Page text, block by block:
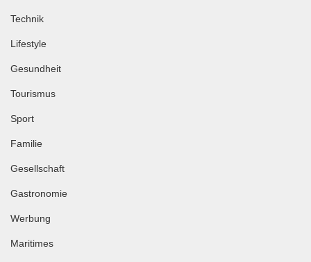
Technik
Lifestyle
Gesundheit
Tourismus
Sport
Familie
Gesellschaft
Gastronomie
Werbung
Maritimes